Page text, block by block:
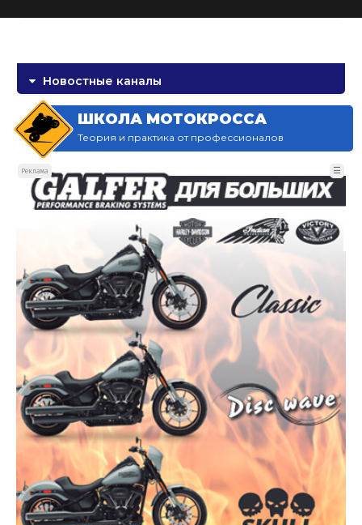
Новостные каналы
ШКОЛА МОТОКРОССА
Теория и практика от профессионалов
Реклама ☰